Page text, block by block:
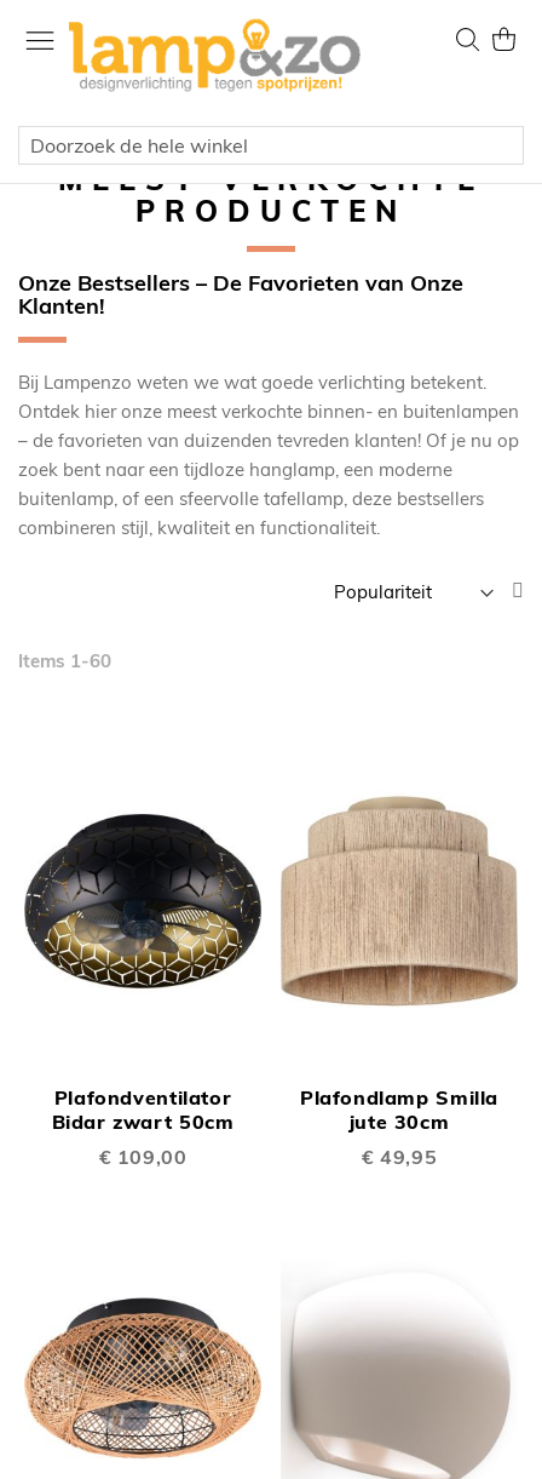
naar
Zoek
MEEST VERKOCHTE
PRODUCTEN
Onze Bestsellers – De Favorieten van Onze
Klanten!
Bij Lampenzo weten we wat goede verlichting betekent.
Ontdek hier onze meest verkochte binnen- en buitenlampen
– de favorieten van duizenden tevreden klanten! Of je nu op
zoek bent naar een tijdloze hanglamp, een moderne
buitenlamp, of een sfeervolle tafellamp, deze bestsellers
combineren stijl, kwaliteit en functionaliteit.
Items 1-60
Plafondventilator
Bidar zwart 50cm
€ 109,00
Plafondlamp Smilla
jute 30cm
€ 49,95